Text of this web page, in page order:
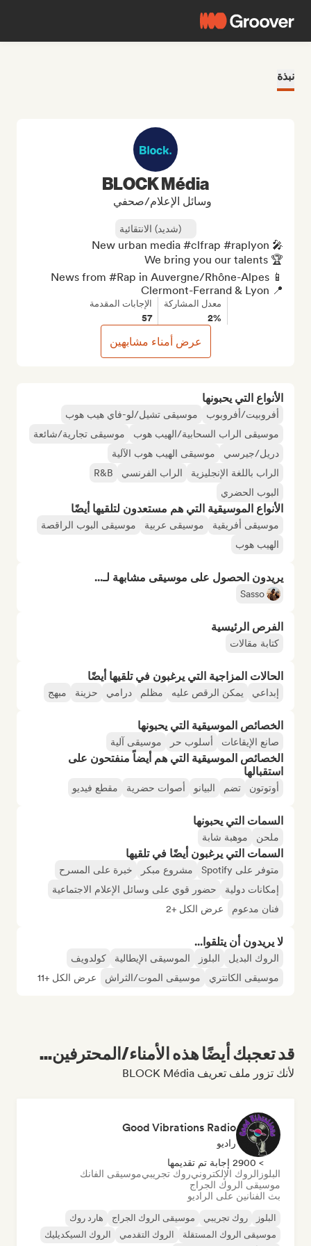
نبذة
الأنواع التي يحبونها
أفروبيت/أفروبوب
موسيقى تشيل/لو-فاي هيب هوب
موسيقى الراب السحابية/الهيب هوب
موسيقى تجارية/شائعة
دريل/جيرسي
موسيقى الهيب هوب الآلية
الراب باللغة الإنجليزية
الراب الفرنسي
R&B
البوب الحضري
الأنواع الموسيقية التي هم مستعدون لتلقيها أيضًا
موسيقى أفريقية موسيقى عربية
موسيقى البوب الراقصة
الهيب هوب
يريدون الحصول على موسيقى مشابهة لـ...
Sasso
الفرص الرئيسية
كتابة مقالات
الحالات المزاجية التي يرغبون في تلقيها أيضًا
إبداعي يمكن الرقص عليه مظلم درامي حزينة مبهج
الخصائص الموسيقية التي يحبونها
صانع الإيقاعات أسلوب حر موسيقى آلية
الخصائص الموسيقية التي هم أيضاً منفتحون على
استقبالها
أوتوتون تضم البيانو أصوات حضرية مقطع فيديو
السمات التي يحبونها
ملحن موهبة شابة
السمات التي يرغبون أيضًا في تلقيها
متوفر على Spotify مشروع مبكر
خبرة على المسرح
إمكانات دولية
حضور قوي على وسائل الإعلام الاجتماعية
فنان مدعوم
عرض الكل +2
لا يريدون أن يتلقوا...
الروك البديل البلوز الموسيقى الإيطالية
كولدويف
موسيقى الكانتري
موسيقى الموت/الثراش عرض الكل +11
BLOCK Média
وسائل الإعلام/صحفي
(شديد) الانتقائية
📍 Clermont-Ferrand & Lyon
معدل المشاركة
2%
الإجابات المقدمة
57
عرض أمناء مشابهين
قد تعجبك أيضًا هذه الأمناء/المحترفين...
لأنك تزور ملف تعريف BLOCK Média
Good Vibrations Radio
راديو
> 2900 إجابة تم تقديمها
البلوز الروك الإلكترونيروك تجريبيموسيقى الفانك
موسيقى الروك الجراج
بث الفنانين على الراديو
البلوز روك تجريبي موسيقى الروك الجراج
هارد روك
موسيقى الروك المستقلة
الروك التقدمي الروك السيكديليك